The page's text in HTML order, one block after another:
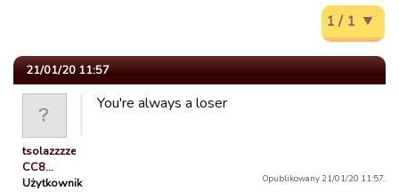
1 / 1
21/01/20 11:57
tsolazzzzeRGuest
CC8…
Użytkownik
You're always a loser
Opublikowany 21/01/20 11:57.